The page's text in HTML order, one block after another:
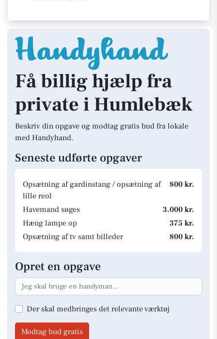
Få billig hjælp fra
private i Humlebæk
Beskriv din opgave og modtag gratis bud fra lokale
med Handyhand.
Seneste udførte opgaver
Opsætning af gardinstang / opsætning af
lille reol
800 kr.
Havemand søges
3.000 kr.
Hæng lampe op
375 kr.
Opsætning af tv samt billeder
800 kr.
Opret en opgave
Der skal medbringes det relevante værktøj
Modtag bud gratis